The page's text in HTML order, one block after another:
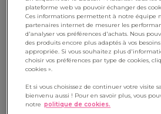
sous les pieds des chaises pour
peuvent être efficaces.
Comment disposer
collège ?
plateforme web va pouvoir échanger des
Ces informations permettent à notre équipe
partenaires internet de mesurer les
d'analyser vos préférences d'achats. Nous
des produits encore plus adaptés à vos
appropriée. Si vous souhaitez plus
choisir vos préférences par type de cookies,
cookies ».
Et si vous choisissez de continuer votre visite
bienvenu aussi ! Pour en savoir plus, vous
notre politique de cookies.